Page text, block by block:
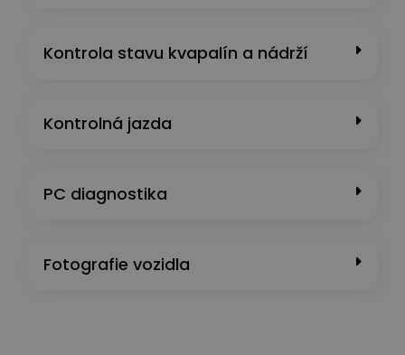
Kontrola stavu kvapalín a nádrží
Kontrolná jazda
PC diagnostika
Fotografie vozidla